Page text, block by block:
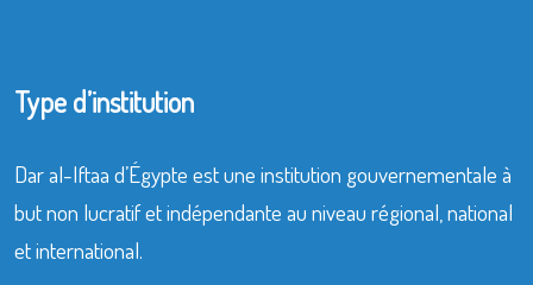
Type d’institution
Dar al-Iftaa d’Égypte est une institution gouvernementale à
but non lucratif et indépendante au niveau régional, national
et international.